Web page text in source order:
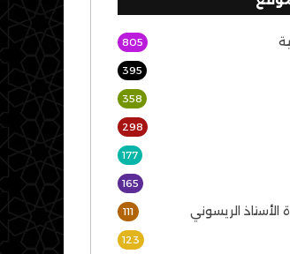
805
395
358
298
177
165
الريسوني 111
123